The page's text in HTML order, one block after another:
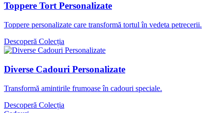
Toppere Tort Personalizate
Toppere personalizate care transformă tortul în vedeta petrecerii.
Descoperă Colecția
Diverse Cadouri Personalizate
Transformă amintirile frumoase în cadouri speciale.
Descoperă Colecția